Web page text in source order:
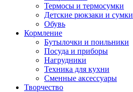
Термосы и термосумки
Детские рюкзаки и сумки
Обувь
Кормление
Бутылочки и поильники
Посуда и приборы
Нагрудники
Техника для кухни
Сменные аксессуары
Творчество